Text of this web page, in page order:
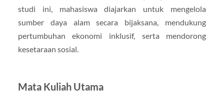
studi ini, mahasiswa diajarkan untuk mengelola
sumber daya alam secara bijaksana, mendukung
pertumbuhan ekonomi inklusif, serta mendorong
kesetaraan sosial.
Mata Kuliah Utama